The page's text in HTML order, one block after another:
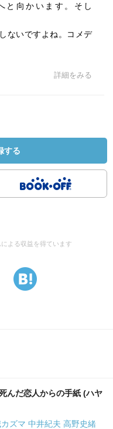
と向かいます。そし
ないですよね。コメデ
詳細をみる
する
よる収益を得ています
んだ恋人からの手紙 (ハヤ
ズマ 中井紀夫 高野史緒